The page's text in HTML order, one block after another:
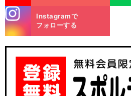
m
Instagramで
フォローする